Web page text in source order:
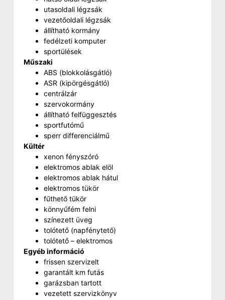
utasoldali légzsák
vezetőoldali légzsák
állítható kormány
fedélzeti komputer
sportülések
Műszaki
ABS (blokkolásgátló)
ASR (kipörgésgátló)
centrálzár
szervokormány
állítható felfüggesztés
sportfutómű
sperr differenciálmű
Kültér
xenon fényszóró
elektromos ablak elöl
elektromos ablak hátul
elektromos tükör
fűthető tükör
könnyűfém felni
színezett üveg
tolótető (napfénytető)
tolótető – elektromos
Egyéb információ
frissen szervizelt
garantált km futás
garázsban tartott
vezetett szervizkönyv